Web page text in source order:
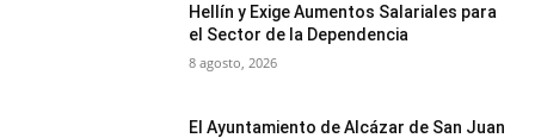
Hellín y Exige Aumentos Salariales para
el Sector de la Dependencia
8 agosto, 2026
El Ayuntamiento de Alcázar de San Juan